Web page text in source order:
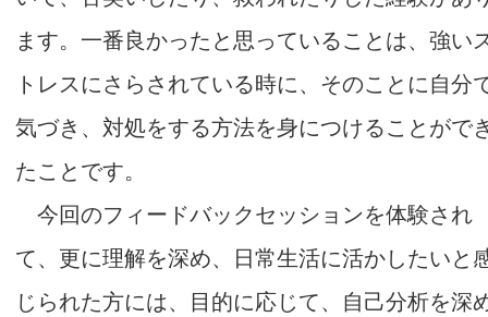
ます。一番良かったと思っていることは、強い
トレスにさらされている時に、そのことに自分
気づき、対処をする方法を身につけることがで
たことです。
今回のフィードバックセッションを体験され
て、更に理解を深め、日常生活に活かしたいと
じられた方には、目的に応じて、自己分析を深